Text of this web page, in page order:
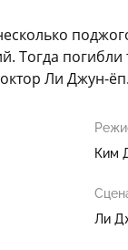
Тогда
Ли Джун-ёп.
Ким
Ли